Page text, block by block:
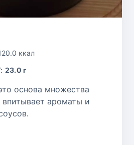
ккал
23.0 г
основа множества
ароматы и